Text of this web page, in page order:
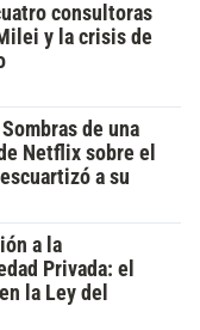
consultoras
y la crisis de
de una
Netflix sobre el
a su
a la
Privada: el
la Ley del